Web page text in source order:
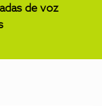
de voz